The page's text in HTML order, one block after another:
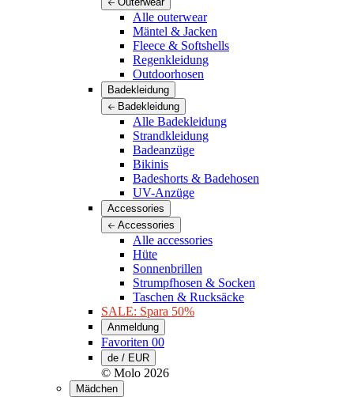
Alle outerwear
Mäntel & Jacken
Fleece & Softshells
Regenkleidung
Outdoorhosen
Badekleidung
Badekleidung
Alle Badekleidung
Strandkleidung
Badeanzüge
Bikinis
Badeshorts & Badehosen
UV-Anzüge
Accessories
Accessories
Alle accessories
Hüte
Sonnenbrillen
Strumpfhosen & Socken
Taschen & Rucksäcke
SALE: Spara 50%
Anmeldung
Favoriten 00
de / EUR
© Molo 2026
Mädchen